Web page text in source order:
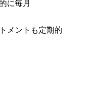
に毎月
メントも定期的